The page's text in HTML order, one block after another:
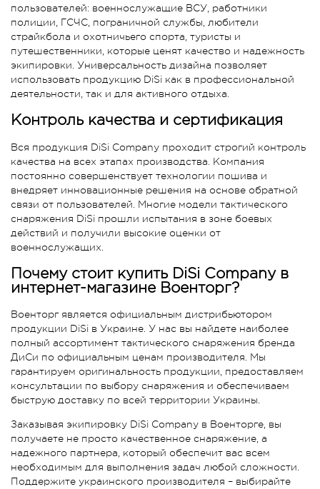
пользователей: военнослужащие ВСУ, работники
полиции, ГСЧС, пограничной службы, любители
страйкбола и охотничьего спорта, туристы и
путешественники, которые ценят качество и надежность
экипировки. Универсальность дизайна позволяет
использовать продукцию DiSi как в профессиональной
деятельности, так и для активного отдыха.
Контроль качества и сертификация
Вся продукция DiSi Company проходит строгий контроль
качества на всех этапах производства. Компания
постоянно совершенствует технологии пошива и
внедряет инновационные решения на основе обратной
связи от пользователей. Многие модели тактического
снаряжения DiSi прошли испытания в зоне боевых
действий и получили высокие оценки от
военнослужащих.
Почему стоит купить DiSi Company в
интернет-магазине Военторг?
Военторг является официальным дистрибьютором
продукции DiSi в Украине. У нас вы найдете наиболее
полный ассортимент тактического снаряжения бренда
ДиСи по официальным ценам производителя. Мы
гарантируем оригинальность продукции, предоставляем
консультации по выбору снаряжения и обеспечиваем
быструю доставку по всей территории Украины.
Заказывая экипировку DiSi Company в Военторге, вы
получаете не просто качественное снаряжение, а
надежного партнера, который обеспечит вас всем
необходимым для выполнения задач любой сложности.
Поддержите украинского производителя – выбирайте